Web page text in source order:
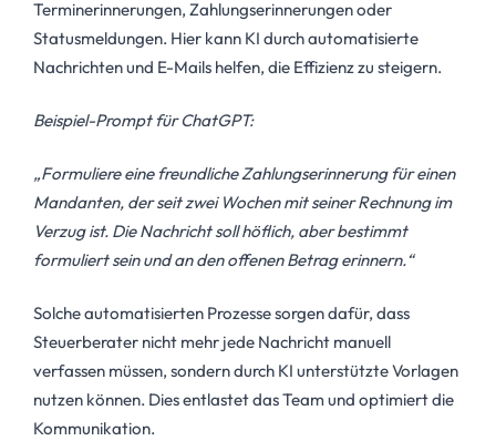
Terminerinnerungen, Zahlungserinnerungen oder
Statusmeldungen. Hier kann KI durch automatisierte
Nachrichten und E-Mails helfen, die Effizienz zu steigern.
Beispiel-Prompt für ChatGPT:
„Formuliere eine freundliche Zahlungserinnerung für einen
Mandanten, der seit zwei Wochen mit seiner Rechnung im
Verzug ist. Die Nachricht soll höflich, aber bestimmt
formuliert sein und an den offenen Betrag erinnern.“
Solche automatisierten Prozesse sorgen dafür, dass
Steuerberater nicht mehr jede Nachricht manuell
verfassen müssen, sondern durch KI unterstützte Vorlagen
nutzen können. Dies entlastet das Team und optimiert die
Kommunikation.